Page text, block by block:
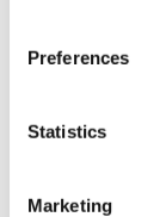
Preferences
Statistics
Marketing
Flera varianter
Online: I lager